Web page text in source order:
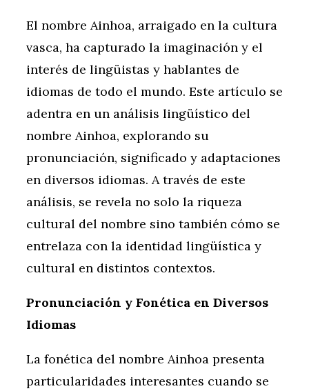
El nombre Ainhoa, arraigado en la cultura
vasca, ha capturado la imaginación y el
interés de lingüistas y hablantes de
idiomas de todo el mundo. Este artículo se
adentra en un análisis lingüístico del
nombre Ainhoa, explorando su
pronunciación, significado y adaptaciones
en diversos idiomas. A través de este
análisis, se revela no solo la riqueza
cultural del nombre sino también cómo se
entrelaza con la identidad lingüística y
cultural en distintos contextos.
Pronunciación y Fonética en Diversos
Idiomas
La fonética del nombre Ainhoa presenta
particularidades interesantes cuando se